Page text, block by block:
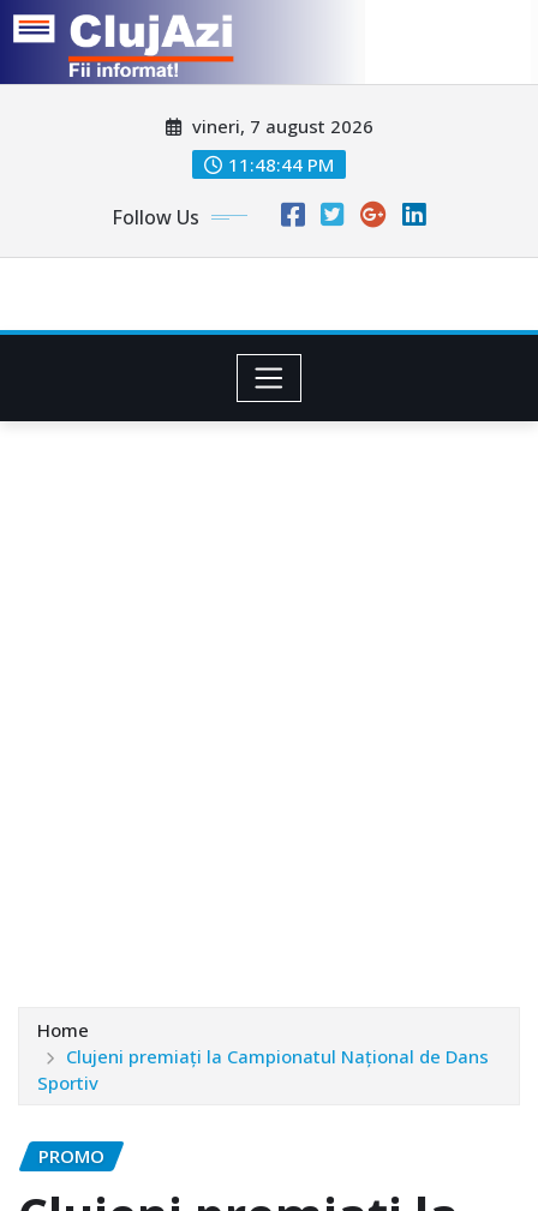
vineri, 7 august 2026
11:48:46 PM
Follow Us
Home
Clujeni premiaţi la Campionatul Naţional de Dans
Sportiv
PROMO